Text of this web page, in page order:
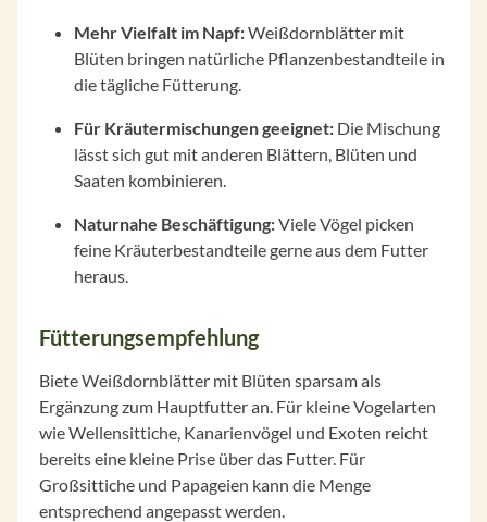
Mehr Vielfalt im Napf:Weißdornblätter mit
Blüten bringen natürliche Pflanzenbestandteile in
die tägliche Fütterung.
Für Kräutermischungen geeignet: Die Mischung
lässt sich gut mit anderen Blättern, Blüten und
Saaten kombinieren.
Naturnahe Beschäftigung:Viele Vögel picken
feine Kräuterbestandteile gerne aus dem Futter
heraus.
Fütterungsempfehlung
Biete Weißdornblätter mit Blüten sparsam als
Ergänzung zum Hauptfutter an. Für kleine Vogelarten
wie Wellensittiche, Kanarienvögel und Exoten reicht
bereits eine kleine Prise über das Futter. Für
Großsittiche und Papageien kann die Menge
entsprechend angepasst werden.